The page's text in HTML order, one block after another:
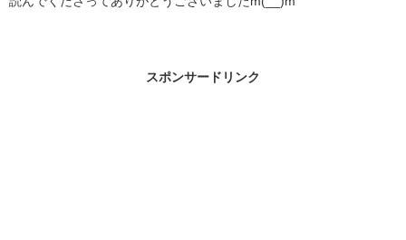
スポンサードリンク